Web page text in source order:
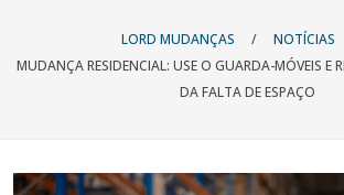
LORD MUDANÇAS / NOTÍCIAS
MUDANÇA RESIDENCIAL: USE O GUARDA-MÓVEIS E
DA FALTA DE ESPAÇO